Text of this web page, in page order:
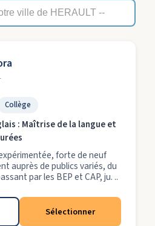
Collège
: Maîtrise de la langue et
forte de neuf
auprès de publics variés, du
par les BEP et CAP, ju. ..
Sélectionner